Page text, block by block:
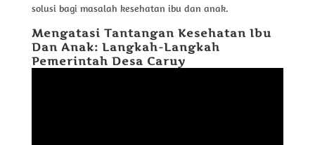
solusi bagi masalah kesehatan ibu dan anak.
Mengatasi Tantangan Kesehatan Ibu
Dan Anak: Langkah-Langkah
Pemerintah Desa Caruy